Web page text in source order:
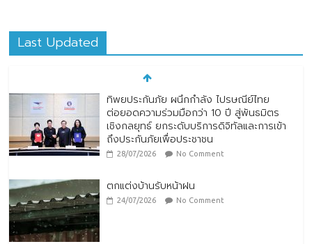
Last Updated
ทิพยประกันภัย ผนึกกำลัง ไปรษณีย์ไทย
ต่อยอดความร่วมมือกว่า 10 ปี สู่พันธมิตร
เชิงกลยุทธ์ ยกระดับบริการดิจิทัลและการเข้า
ถึงประกันภัยเพื่อประชาชน
28/07/2026 No Comment
ตกแต่งบ้านรับหน้าฝน
24/07/2026 No Comment